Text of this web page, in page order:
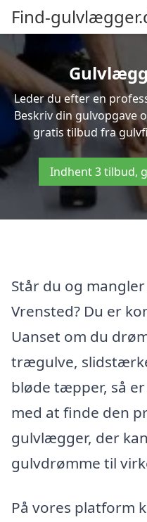
Find-
Leder du efter en
Beskriv din gulvopgave
gratis tilbud fra
Indhent 3 tilbud,
Står du og
Vrensted? Du er
Uanset om du
trægulve,
bløde tæpper, så
med at finde den
gulvlægger, der
gulvdrømme til
På vores platform